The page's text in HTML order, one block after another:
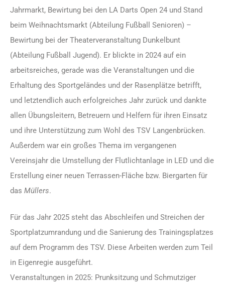
Jahrmarkt, Bewirtung bei den LA Darts Open 24 und Stand
beim Weihnachtsmarkt (Abteilung Fußball Senioren) –
Bewirtung bei der Theaterveranstaltung Dunkelbunt
(Abteilung Fußball Jugend). Er blickte in 2024 auf ein
arbeitsreiches, gerade was die Veranstaltungen und die
Erhaltung des Sportgeländes und der Rasenplätze betrifft,
und letztendlich auch erfolgreiches Jahr zurück und dankte
allen Übungsleitern, Betreuern und Helfern für ihren Einsatz
und ihre Unterstützung zum Wohl des TSV Langenbrücken.
Außerdem war ein großes Thema im vergangenen
Vereinsjahr die Umstellung der Flutlichtanlage in LED und die
Erstellung einer neuen Terrassen-Fläche bzw. Biergarten für
das Müllers.
Für das Jahr 2025 steht das Abschleifen und Streichen der
Sportplatzumrandung und die Sanierung des Trainingsplatzes
auf dem Programm des TSV. Diese Arbeiten werden zum Teil
in Eigenregie ausgeführt.
Veranstaltungen in 2025: Prunksitzung und Schmutziger